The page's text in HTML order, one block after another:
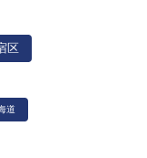
区
道